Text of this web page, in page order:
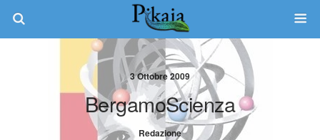
3 Ottobre 2009
BergamoScienza
Redazione